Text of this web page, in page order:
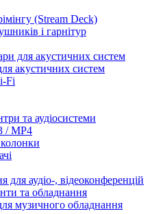
(Stream Deck)
і гарнітур
для акустичних систем
акустичних систем
Fi
та аудіосистеми
/ MP4
для аудіо-, відеоконференцій
та обладнання
музичного обладнання